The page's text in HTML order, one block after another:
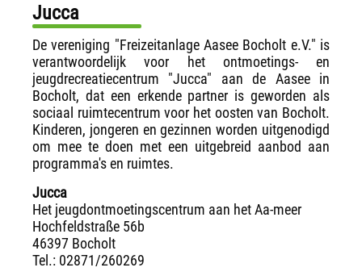
Jucca
De vereniging "Freizeitanlage Aasee Bocholt e.V." is
verantwoordelijk voor het ontmoetings- en
jeugdrecreatiecentrum "Jucca" aan de Aasee in
Bocholt, dat een erkende partner is geworden als
sociaal ruimtecentrum voor het oosten van Bocholt.
Kinderen, jongeren en gezinnen worden uitgenodigd
om mee te doen met een uitgebreid aanbod aan
programma's en ruimtes.
Jucca
Het jeugdontmoetingscentrum aan het Aa-meer
Hochfeldstraße 56b
46397 Bocholt
Tel.: 02871/260269